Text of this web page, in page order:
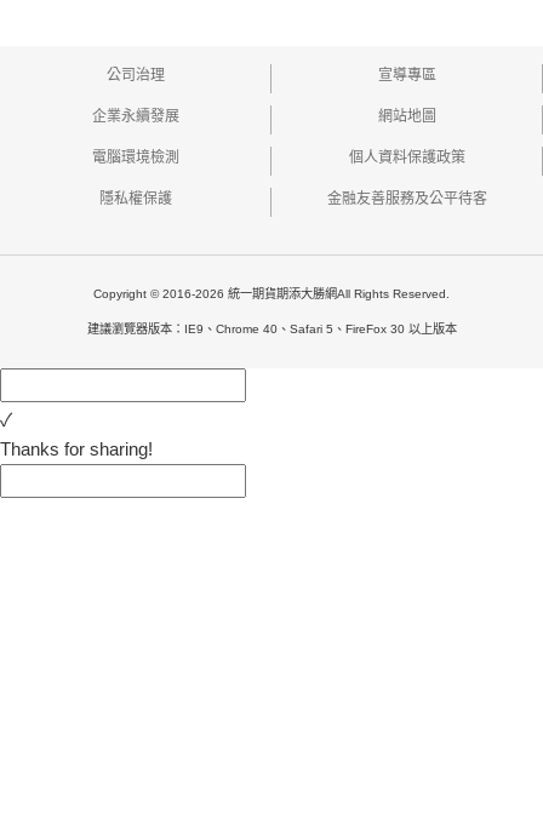
公司治理 宣導專區
企業永續發展 網站地圖
電腦環境檢測 個人資料保護政策
隱私權保護 金融友善服務及公平待客
Copyright © 2016-2026 統一期貨期添大勝網All Rights Reserved.
建議瀏覽器版本：IE9、Chrome 40、Safari 5、FireFox 30 以上版本
✓
Thanks for sharing!